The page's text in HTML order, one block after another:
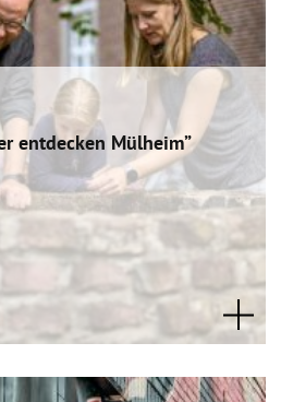
entdecken Mülheim”